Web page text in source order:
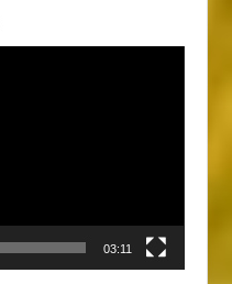
03:11